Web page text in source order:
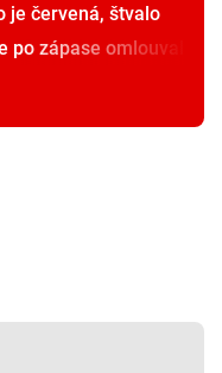
je červená, štvalo
po zápase omlouval